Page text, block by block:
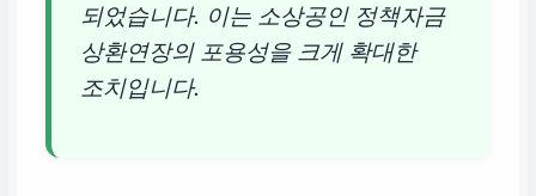
되었습니다. 이는 소상공인 정책자금
상환연장의 포용성을 크게 확대한
조치입니다.